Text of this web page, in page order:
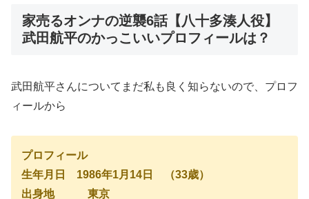
家売るオンナの逆襲6話【八十多湊人役】
武田航平のかっこいいプロフィールは？
武田航平さんについてまだ私も良く知らないので、プロフ
ィールから
プロフィール
生年月日 1986年1月14日 （33歳）
出身地 東京